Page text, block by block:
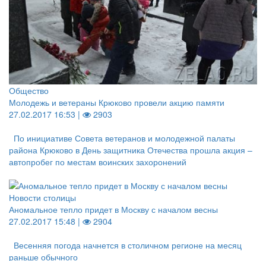
Общество
Молодежь и ветераны Крюково провели акцию памяти
27.02.2017 16:53 |
2903
По инициативе Совета ветеранов и молодежной палаты
района Крюково в День защитника Отечества прошла акция –
автопробег по местам воинских захоронений
Новости столицы
Аномальное тепло придет в Москву с началом весны
27.02.2017 15:48 |
2904
Весенняя погода начнется в столичном регионе на месяц
раньше обычного